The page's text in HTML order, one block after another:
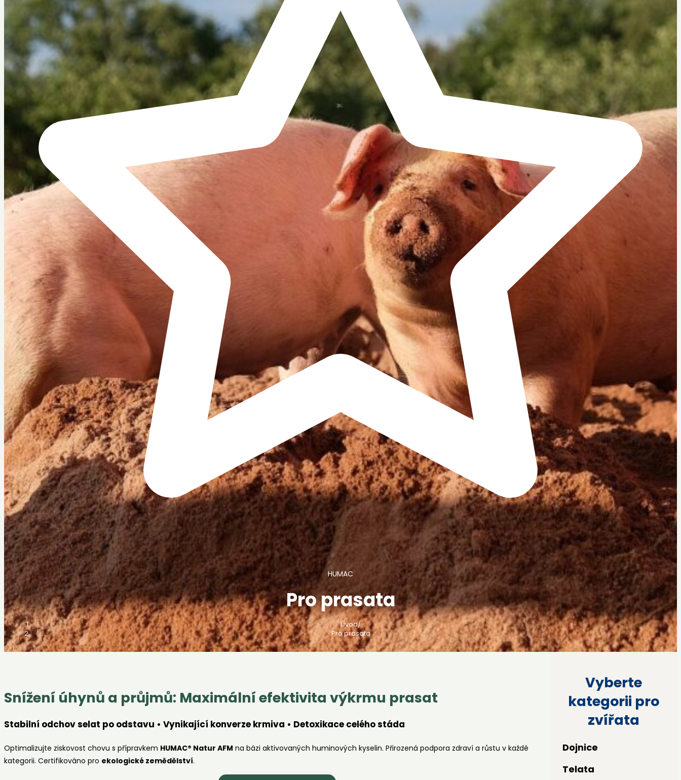
HUMAC
Pro prasata
Úvod/
Pro prasata
Snížení úhynů a průjmů: Maximální efektivita výkrmu prasat
Stabilní odchov selat po odstavu • Vynikající konverze krmiva • Detoxikace celého stáda
Optimalizujte ziskovost chovu s přípravkem HUMAC® Natur AFM na bázi aktivovaných huminových kyselin. Přirozená podpora zdraví a růstu v každé
kategorii. Certifikováno pro ekologické zemědělství.
Vyberte
kategorii pro
zvířata
Dojnice
Telata